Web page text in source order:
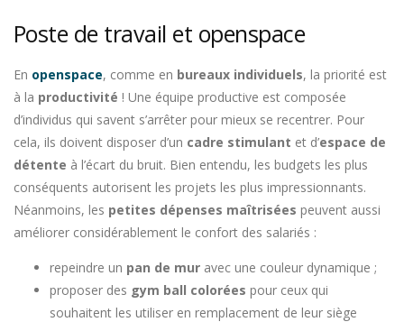
Poste de travail et openspace
En openspace, comme en bureaux individuels, la priorité est
à la productivité ! Une équipe productive est composée
d’individus qui savent s’arrêter pour mieux se recentrer. Pour
cela, ils doivent disposer d’un cadre stimulant et d’espace de
détente à l’écart du bruit. Bien entendu, les budgets les plus
conséquents autorisent les projets les plus impressionnants.
Néanmoins, les petites dépenses maîtrisées peuvent aussi
améliorer considérablement le confort des salariés :
repeindre un pan de mur avec une couleur dynamique ;
proposer des gym ball colorées pour ceux qui
souhaitent les utiliser en remplacement de leur siège